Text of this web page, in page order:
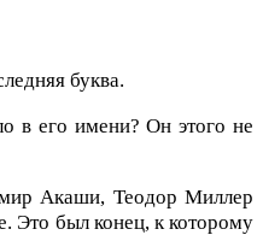
буква.
в его имени? Он этого не
Акаши, Теодор Миллер
Это был конец, к которому